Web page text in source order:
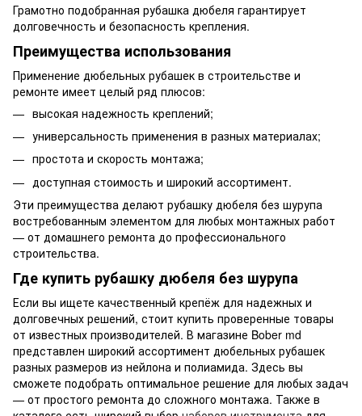
Грамотно подобранная рубашка дюбеля гарантирует
долговечность и безопасность крепления.
Преимущества использования
Применение дюбельных рубашек в строительстве и
ремонте имеет целый ряд плюсов:
высокая надежность креплений;
универсальность применения в разных материалах;
простота и скорость монтажа;
доступная стоимость и широкий ассортимент.
Эти преимущества делают рубашку дюбеля без шурупа
востребованным элементом для любых монтажных работ
— от домашнего ремонта до профессионального
строительства.
Где купить рубашку дюбеля без шурупа
Если вы ищете качественный крепёж для надежных и
долговечных решений, стоит купить проверенные товары
от известных производителей. В магазине Bober md
представлен широкий ассортимент дюбельных рубашек
разных размеров из нейлона и полиамида. Здесь вы
сможете подобрать оптимальное решение для любых задач
— от простого ремонта до сложного монтажа. Также в